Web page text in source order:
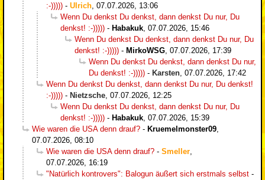
:-))))) - Ulrich, 07.07.2026, 13:06
Wenn Du denkst Du denkst, dann denkst Du nur, Du
denkst! :-))))) - Habakuk, 07.07.2026, 15:46
Wenn Du denkst Du denkst, dann denkst Du nur, Du
denkst! :-))))) - MirkoWSG, 07.07.2026, 17:39
Wenn Du denkst Du denkst, dann denkst Du nur,
Du denkst! :-))))) - Karsten, 07.07.2026, 17:42
Wenn Du denkst Du denkst, dann denkst Du nur, Du denkst!
:-))))) - Nietzsche, 07.07.2026, 12:25
Wenn Du denkst Du denkst, dann denkst Du nur, Du
denkst! :-))))) - Habakuk, 07.07.2026, 15:39
Wie waren die USA denn drauf? - Kruemelmonster09,
07.07.2026, 08:10
Wie waren die USA denn drauf? - Smeller,
07.07.2026, 16:19
"Natürlich kontrovers": Balogun äußert sich erstmals selbst -